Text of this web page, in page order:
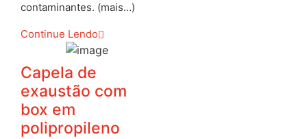
contaminantes. (mais…)
Continue Lendo
Capela de
exaustão com
box em
polipropileno